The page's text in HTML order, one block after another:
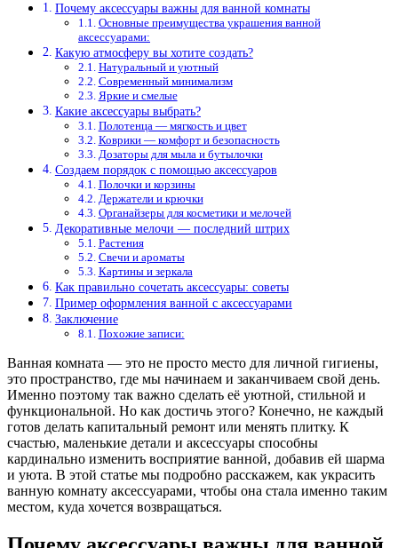
Почему аксессуары важны для ванной комнаты
Основные преимущества украшения ванной
аксессуарами:
Какую атмосферу вы хотите создать?
Натуральный и уютный
Современный минимализм
Яркие и смелые
Какие аксессуары выбрать?
Полотенца — мягкость и цвет
Коврики — комфорт и безопасность
Дозаторы для мыла и бутылочки
Создаем порядок с помощью аксессуаров
Полочки и корзины
Держатели и крючки
Органайзеры для косметики и мелочей
Декоративные мелочи — последний штрих
Растения
Свечи и ароматы
Картины и зеркала
Как правильно сочетать аксессуары: советы
Пример оформления ванной с аксессуарами
Заключение
Похожие записи:
Ванная комната — это не просто место для личной гигиены,
это пространство, где мы начинаем и заканчиваем свой день.
Именно поэтому так важно сделать её уютной, стильной и
функциональной. Но как достичь этого? Конечно, не каждый
готов делать капитальный ремонт или менять плитку. К
счастью, маленькие детали и аксессуары способны
кардинально изменить восприятие ванной, добавив ей шарма
и уюта. В этой статье мы подробно расскажем, как украсить
ванную комнату аксессуарами, чтобы она стала именно таким
местом, куда хочется возвращаться.